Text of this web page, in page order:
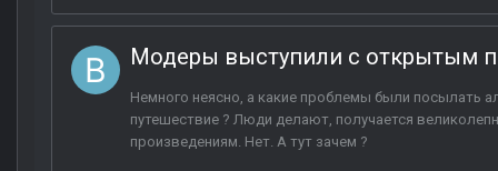
Модеры выступили с открытым
Немного неясно, а какие проблемы были посылать
путешествие ? Люди делают, получается
произведениям. Нет. А тут зачем ?